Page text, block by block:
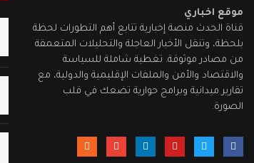
موقع اخباري
قناة الحدث منصة إخبارية تتابع أهم التطورات لحظة
بلحظة، وتنقل الأخبار العاجلة والتحليلات المتعمقة
من مصادر موثوقة. تغطية شاملة للسياسة
والاقتصاد والأمن والملفات الإقليمية والدولية، مع
تقارير ميدانية وبرامج حوارية تضعك في قلب
الصورة.